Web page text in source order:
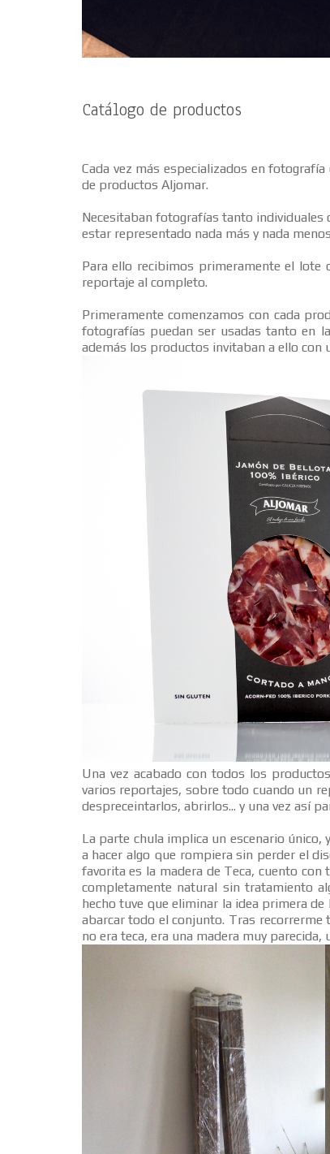
Catálogo de productos
Cada vez más especializados en
de productos Aljomar.
Necesitaban fotografías tanto individuales
estar representado nada más y nada
Para ello recibimos primeramente el
reportaje al completo.
Primeramente comenzamos con cada
fotografías puedan ser usadas tanto en
además los productos invitaban a ello con
Una vez acabado con todos los
varios reportajes, sobre todo cuando un
despreceintarlos, abrirlos... y una vez así
La parte chula implica un escenario
a hacer algo que rompiera sin perder el
favorita es la madera de Teca, cuento
completamente natural sin tratamiento
hecho tuve que eliminar la idea primera
abarcar todo el conjunto. Tras recorrerme
no era teca, era una madera muy